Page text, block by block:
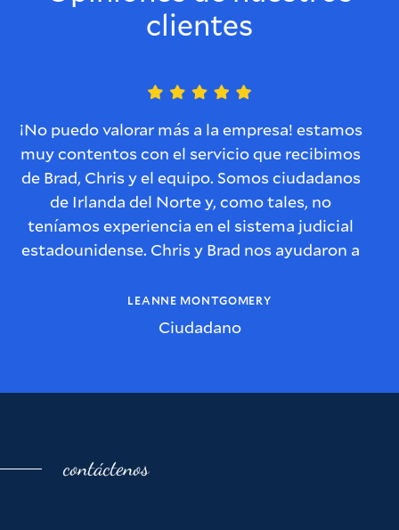
clientes
¡No puedo valorar más a la empresa! estamos
muy contentos con el servicio que recibimos
de Brad, Chris y el equipo. Somos ciudadanos
de Irlanda del Norte y, como tales, no
teníamos experiencia en el sistema judicial
estadounidense. Chris y Brad nos ayudaron a
que entendiéramos cada paso del proceso y
de que nos mantuvieran informados de lo que
en cómo podrían ayudar a nuestra situación.
LEANNE MONTGOMERY
Ciudadano
contáctenos